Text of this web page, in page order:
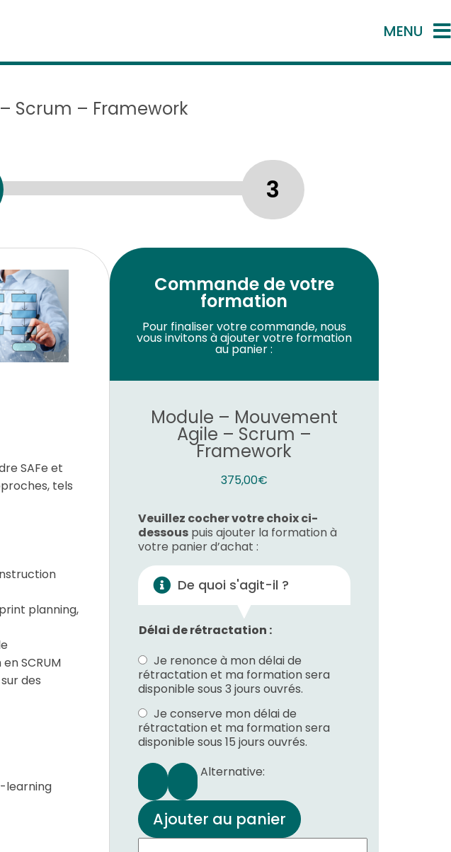
MENU
Scrum – Framework
3
SAFe et
tels
planning,
SCRUM
des
learning
Commande de votre
formation
Pour finaliser votre commande, nous
vous invitons à ajouter votre formation
au panier :
Module – Mouvement
Agile – Scrum –
Framework
375,00€
Veuillez cocher votre choix ci-
dessouspuis ajouter la formation à
votre panier d’achat :
De quoi s'agit-il ?
Délai de rétractation :
Je renonce à mon délai de
rétractation et ma formation sera
disponible sous 3 jours ouvrés.
Je conserve mon délai de
rétractation et ma formation sera
disponible sous 15 jours ouvrés.
Ajouter au panier
Alternative: